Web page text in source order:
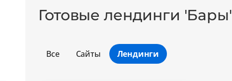
Готовые лендинги 'Бары'
Все Сайты Лендинги